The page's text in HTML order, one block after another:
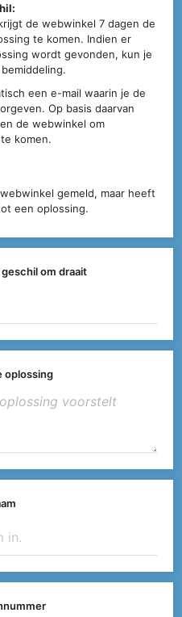
de webwinkel 7 dagen de
te komen. Indien er
wordt gevonden, kun je
een e-mail waarin je de
Op basis daarvan
de webwinkel om
komen.
gemeld, maar heeft
een oplossing.
om draait
oplossing